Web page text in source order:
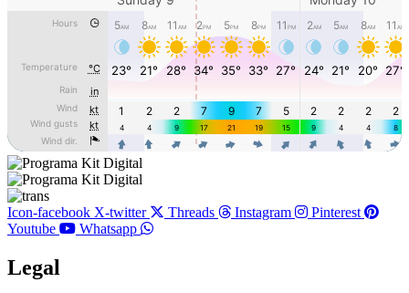
Icon-facebook X-twitter Threads Instagram
Pinterest
Youtube
Whatsapp
Legal